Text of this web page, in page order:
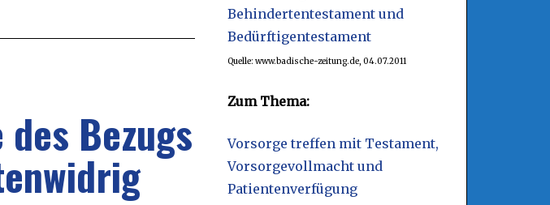
Bezugs
Behindertentestament und
Bedürftigentestament
Quelle: www.badische-zeitung.de, 04.07.2011
Zum Thema:
Vorsorge treffen mit Testament,
Vorsorgevollmacht und
Patientenverfügung